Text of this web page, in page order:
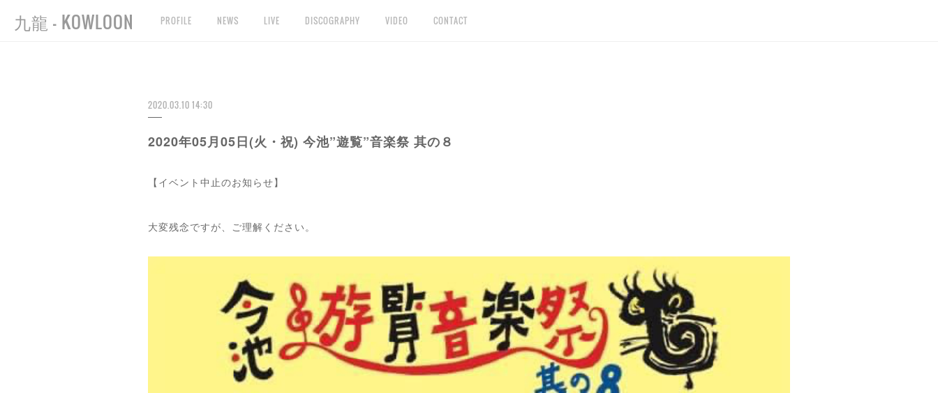
九龍 - KOWLOON PROFILE NEWS LIVE DISCOGRAPHY VIDEO CONTACT
2020.03.10 14:30
2020年05月05日(火・祝) 今池”遊覧”音楽祭 其の８
【イベント中止のお知らせ】
大変残念ですが、ご理解ください。